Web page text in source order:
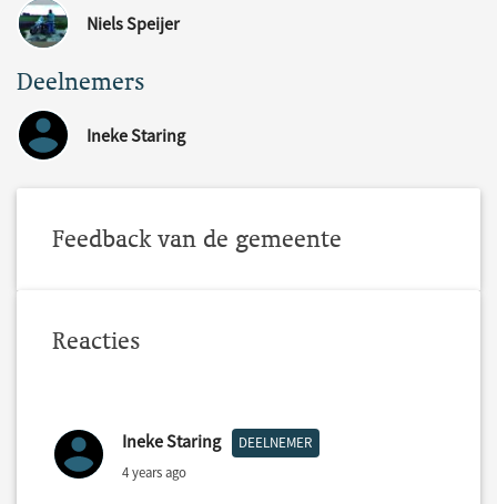
Niels Speijer
Deelnemers
Ineke Staring
Feedback van de gemeente
Reacties
Ineke Staring DEELNEMER
4 years ago